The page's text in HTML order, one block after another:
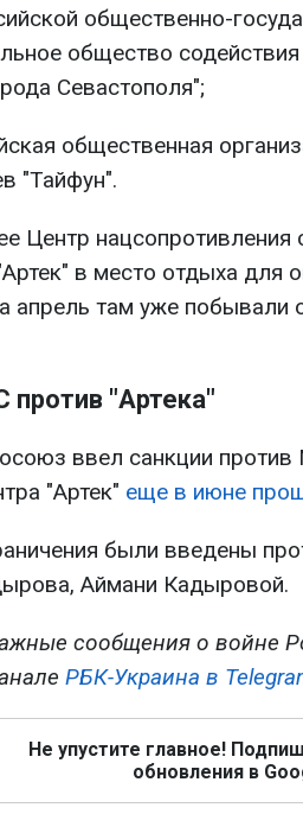
общественно-
общество
Севастополя";
общественная
"Тайфун".
Центр
в место отдыха для
апрель там уже побывали
против "Артека"
ввел санкции
"Артек" еще в июне
были введены
Аймани Кадыровой.
сообщения о войне
РБК-Украина в
Не упустите главное!
обновления в